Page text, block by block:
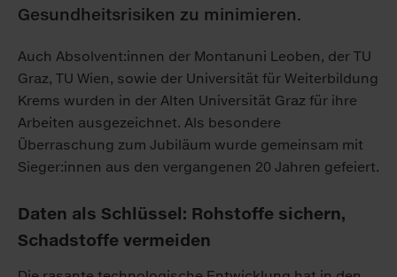
Gesundheitsrisiken zu minimieren.
Auch Absolvent:innen der Montanuni Leoben, der TU
Graz, TU Wien, sowie der Universität für Weiterbildung
Krems wurden in der Alten Universität Graz für ihre
Arbeiten ausgezeichnet. Als besondere
Überraschung zum Jubiläum wurde gemeinsam mit
Sieger:innen aus den vergangenen 20 Jahren gefeiert.
Daten als Schlüssel: Rohstoffe sichern,
Schadstoffe vermeiden